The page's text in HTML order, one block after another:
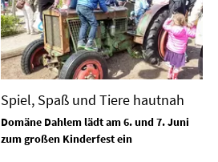
Spiel, Spaß und Tiere hautnah
Domäne Dahlem lädt am 6. und 7. Juni
zum großen Kinderfest ein